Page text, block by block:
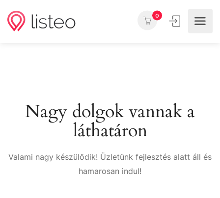
0
Nagy dolgok vannak a
láthatáron
Valami nagy készülődik! Üzletünk fejlesztés alatt áll és
hamarosan indul!